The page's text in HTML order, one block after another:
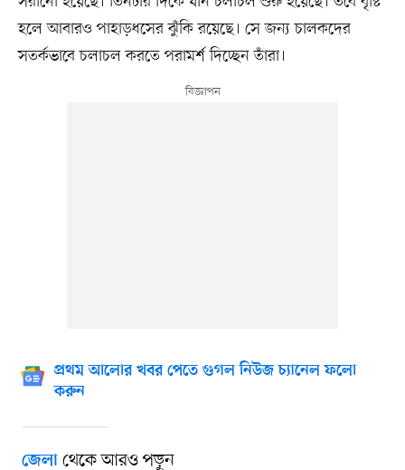
হলে আবারও পাহাড়ধসের ঝুঁকি রয়েছে। সে জন্য চালকদের
সতর্কভাবে চলাচল করতে পরামর্শ দিচ্ছেন তাঁরা।
প্রথম আলোর খবর পেতে গুগল নিউজ চ্যানেল ফলো
করুন
জেলাথেকে আরও পড়ুন